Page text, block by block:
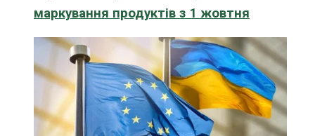
маркування продуктів з 1 жовтня